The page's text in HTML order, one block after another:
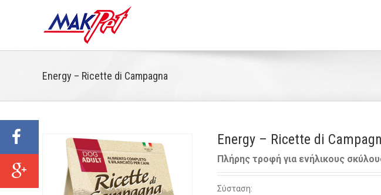
Energy – Ricette di Campagna
Energy – Ricette di
Πλήρης τροφή για ενήλικους
Σύσταση: